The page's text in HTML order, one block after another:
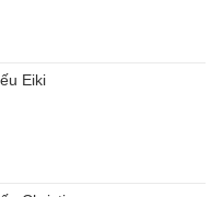
Eiki